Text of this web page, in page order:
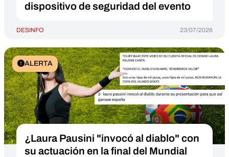
dispositivo de seguridad del evento
DESINFO 23/07/2026
ALERTA
¿Laura Pausini "invocó al diablo" con
su actuación en la final del Mundial